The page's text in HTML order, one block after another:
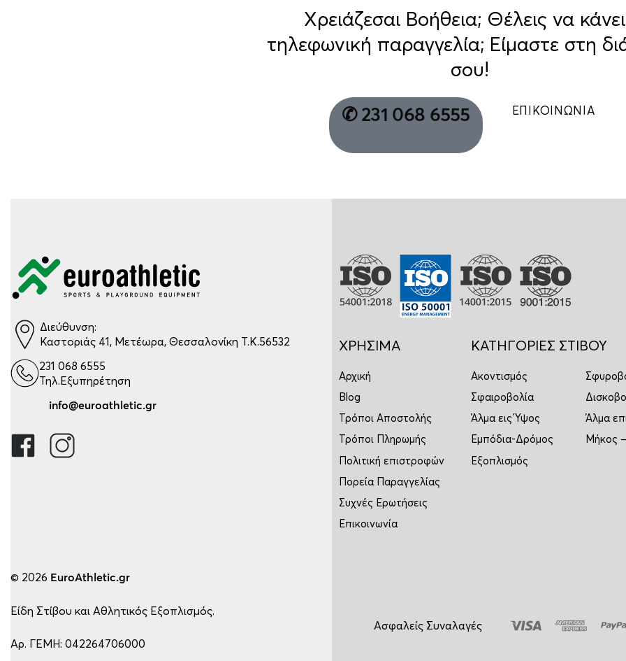
Χρειάζεσαι Βοήθεια; Θέλεις να
τηλεφωνική παραγγελία; Είμαστε στη
σου!
✆ 231 068 6555 ΕΠΙΚΟΙΝΩΝΙΑ
Διεύθυνση:
Καστοριάς 41, Μετέωρα, Θεσσαλονίκη Τ.Κ.56532
231 068 6555
Τηλ.Εξυπηρέτηση
info@euroathletic.gr
ΧΡΗΣΙΜΑ
Αρχική
Blog
Τρόποι Αποστολής
Τρόποι Πληρωμής
Πολιτική επιστροφών
Πορεία Παραγγελίας
Συχνές Ερωτήσεις
Επικοινωνία
ΚΑΤΗΓΟΡΙΕΣ ΣΤΙΒΟΥ
Ακοντισμός
Σφαιροβολία
Άλμα εις Ύψος
Άλμα
Εμπόδια-Δρόμος
Μήκος
Εξοπλισμός
© 2026 EuroAthletic.gr
Είδη Στίβου και Αθλητικός Εξοπλισμός.
Αρ. ΓΕΜΗ: 042264706000
Ασφαλείς Συναλαγές